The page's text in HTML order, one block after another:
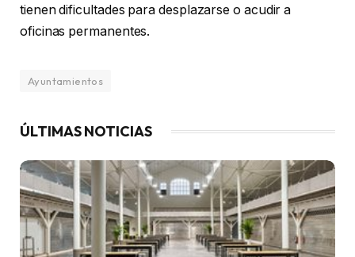
tienen dificultades para desplazarse o acudir a
oficinas permanentes.
Ayuntamientos
ÚLTIMAS NOTICIAS